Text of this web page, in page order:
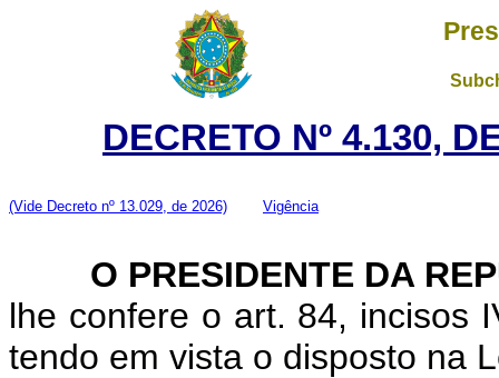
DECRETO Nº 4.130,
(Vide Decreto nº 13.029, de 2026) Vigência
O PRESIDENTE DA
lhe confere o art. 84, incisos
tendo em vista o disposto na